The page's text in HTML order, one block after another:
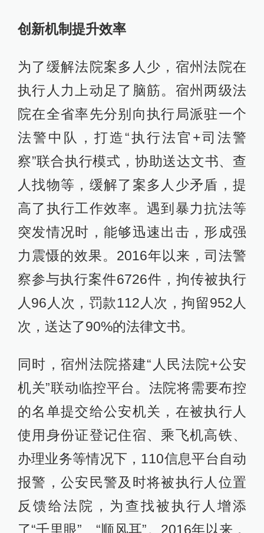
创新机制提升效率
为了缓解法院案多人少，宿州法院在
执行人力上动足了脑筋。宿州两级法
院在全省率先分别向执行局派驻一个
法警中队，打造“执行法官+司法警
察”联合执行模式，协助送达文书、查
人找物等，缓解了案多人少矛盾，提
高了执行工作效率。遇到暴力抗法等
突发情况时，能够迅速出击，形成强
力震慑的效果。2016年以来，司法警
察参与执行案件6726件，拘传被执行
人96人次，罚款112人次，拘留952人
次，送达了90%的法律文书。
同时，宿州法院搭建“人民法院+公安
机关”联动临控平台。法院将需要布控
的名单提交给公安机关，在被执行人
使用身份证登记住宿、乘飞机高铁、
办理业务等情况下，110信息平台自动
报警，公安民警及时将被执行人位置
反馈给法院，为查找被执行人增添
了“千里眼”、“顺风耳”。2016年以来，